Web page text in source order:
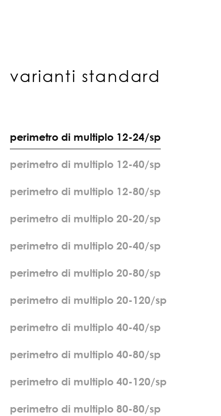
varianti standard
perimetro di multiplo 12-24/sp
perimetro di multiplo 12-40/sp
perimetro di multiplo 12-80/sp
perimetro di multiplo 20-20/sp
perimetro di multiplo 20-40/sp
perimetro di multiplo 20-80/sp
perimetro di multiplo 20-120/sp
perimetro di multiplo 40-40/sp
perimetro di multiplo 40-80/sp
perimetro di multiplo 40-120/sp
perimetro di multiplo 80-80/sp